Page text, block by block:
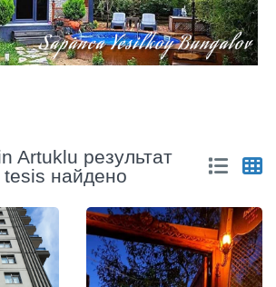
Artuklu результат
tesis найдено